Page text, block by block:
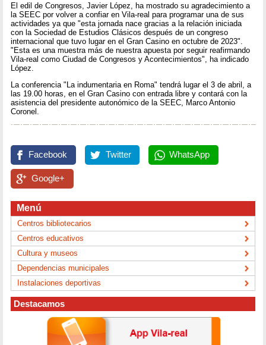
El edil de Congresos, Javier López, ha mostrado su agradecimiento a
la SEEC por volver a confiar en Vila-real para programar una de sus
actividades ya que "esta jornada nace gracias a la relación iniciada
con la Sociedad de Estudios Clásicos después de un congreso
internacional que tuvo lugar en el Gran Casino en octubre de 2023".
"Esta es una muestra más de nuestra apuesta por seguir reafirmando
Vila-real como Ciudad de Congresos y Acontecimientos", ha indicado
López.
La conferencia "La indumentaria en Roma" tendrá lugar el 3 de abril, a
las 19.00 horas, en el Gran Casino con entrada libre y contará con la
asistencia del presidente autonómico de la SEEC, Marco Antonio
Coronel.
Facebook Twitter WhatsApp
Google+
Menú
Centros bibliotecarios
Centros educativos
Cultura y museos
Dependencias municipales
Instalaciones deportivas
Destacamos